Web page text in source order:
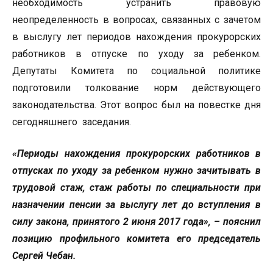
необходимость устранить правовую
неопределенность в вопросах, связанных с зачетом
в выслугу лет периодов нахождения прокурорских
работников в отпуске по уходу за ребенком.
Депутаты Комитета по социальной политике
подготовили толкование норм действующего
законодательства. Этот вопрос был на повестке дня
сегодняшнего заседания.
«Периоды нахождения прокурорских работников в
отпусках по уходу за ребенком нужно зачитывать в
трудовой стаж, стаж работы по специальности при
назначении пенсии за выслугу лет до вступления в
силу закона, принятого 2 июня 2017 года», – пояснил
позицию профильного комитета его председатель
Сергей Чебан.